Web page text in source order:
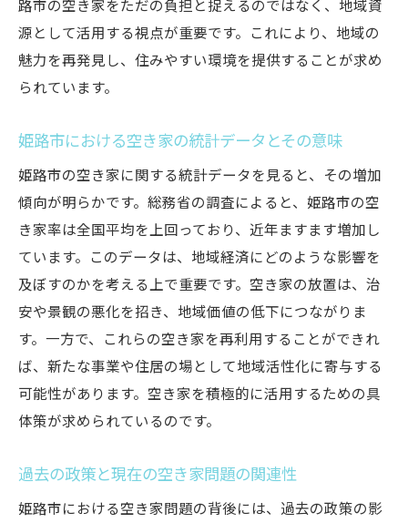
姫路市の地域特性を活かした空き家活用法
地域施設と連携した空き家の新たな役割
地域資源を生かした観光拠点としての再生
地域住民と協力した共存型空き家活用
地域のアイデンティティを強化する空き家
活用
人口減少時代における姫路市の空き家再利用の
鍵
人口減少がもたらす住宅市場の変化
高齢化社会に対応した空き家の活用方法
持続可能な地域社会を目指す戦略的再利用
人口減少に対応した柔軟な住宅利用の提案
都市部集中の影響姫路市の空き家活用戦略を考
路市の空き家をただの負担と捉えるのではなく、地域資
源として活用する視点が重要です。これにより、地域の
魅力を再発見し、住みやすい環境を提供することが求め
られています。
姫路市における空き家の統計データとその意味
姫路市の空き家に関する統計データを見ると、その増加
傾向が明らかです。総務省の調査によると、姫路市の空
き家率は全国平均を上回っており、近年ますます増加し
ています。このデータは、地域経済にどのような影響を
及ぼすのかを考える上で重要です。空き家の放置は、治
安や景観の悪化を招き、地域価値の低下につながりま
す。一方で、これらの空き家を再利用することができれ
ば、新たな事業や住居の場として地域活性化に寄与する
可能性があります。空き家を積極的に活用するための具
体策が求められているのです。
過去の政策と現在の空き家問題の関連性
姫路市における空き家問題の背後には、過去の政策の影